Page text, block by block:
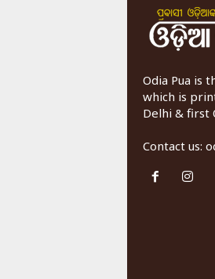
Odia Pua is
which is
Delhi & first
Contact us: